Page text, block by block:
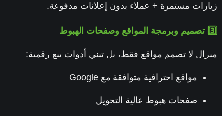
مستمرة + عملاء بدون إعلانات مدفوعة.
لا تصمم مواقع فقط، بل تبنيأدوات بيع رقمية:
مواقع احترافية متوافقة مع Google
صفحات هبوط عالية التحويل